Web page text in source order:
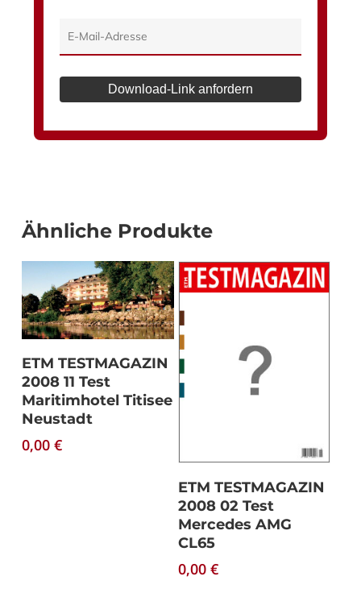
Download-Link anfordern
Ähnliche Produkte
Download
ETM TESTMAGAZIN
2008 11 Test
Maritimhotel Titisee
Neustadt
0,00 €
Download
ETM TESTMAGAZIN
2008 02 Test
Mercedes AMG
CL65
0,00€